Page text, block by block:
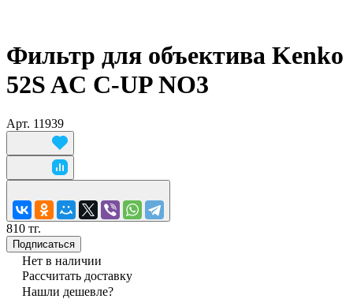
Фильтр для объектива Kenko
52S AC C-UP NO3
Арт. 11939
810 тг.
Подписаться
Нет в наличии
Рассчитать доставку
Нашли дешевле?